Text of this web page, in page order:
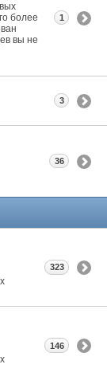
более
вы не
1
3
36
323
146